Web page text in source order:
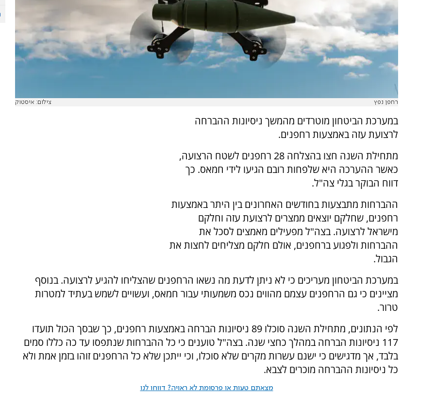
רחפן נפץ צילום: איסטוק
במערכת הביטחון מוטרדים מהמשך ניסיונות ההברחה
לרצועת עזה באמצעות רחפנים.
מתחילת השנה חצו בהצלחה 28 רחפנים לשטח הרצועה,
כאשר ההערכה היא שלפחות רובם הגיעו לידי חמאס. כך
דווח הבוקר בגלי צה"ל.
ההברחות מתבצעות בחודשים האחרונים בין היתר באמצעות
רחפנים, שחלקם יוצאים ממצרים לרצועת עזה וחלקם
מישראל לרצועה. בצה"ל מפעילים מאמצים לסכל את
ההברחות ולפגוע ברחפנים, אולם חלקם מצליחים לחצות את
הגבול.
במערכת הביטחון מעריכים כי לא ניתן לדעת מה נשאו הרחפנים שהצליחו להגיע לרצועה. בנוסף
מציינים כי גם הרחפנים עצמם מהווים נכס משמעותי עבור חמאס, ועשויים לשמש בעתיד למטרות
טרור.
לפי הנתונים, מתחילת השנה סוכלו 89 ניסיונות הברחה באמצעות רחפנים, כך שבסך הכול תועדו
117 ניסיונות הברחה במהלך כחצי שנה. בצה"ל טוענים כי כל ההברחות שנתפסו עד כה כללו סמים
בלבד, אך מדגישים כי ישנם עשרות מקרים שלא סוכלו, וכי ייתכן שלא כל הרחפנים זוהו בזמן אמת ולא
כל ניסיונות ההברחה מוכרים לצבא.
מצאתם טעות או פרסומת לא ראויה? דווחו לנו